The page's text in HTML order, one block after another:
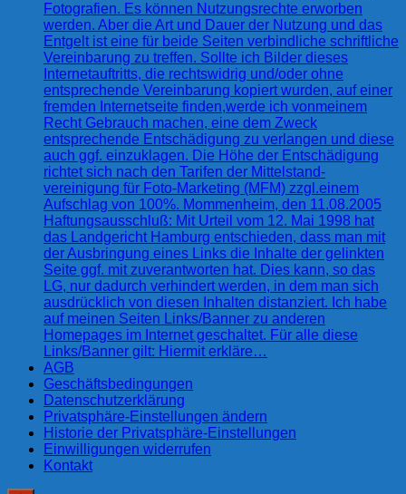
Fotografien. Es können Nutzungsrechte erworben
werden. Aber die Art und Dauer der Nutzung und das
Entgelt ist eine für beide Seiten verbindliche schriftliche
Vereinbarung zu treffen. Sollte ich Bilder dieses
Internetauftritts, die rechtswidrig und/oder ohne
entsprechende Vereinbarung kopiert wurden, auf einer
fremden Internetseite finden,werde ich vonmeinem
Recht Gebrauch machen, eine dem Zweck
entsprechende Entschädigung zu verlangen und diese
auch ggf. einzuklagen. Die Höhe der Entschädigung
richtet sich nach den Tarifen der Mittelstand-
vereinigung für Foto-Marketing (MFM) zzgl.einem
Aufschlag von 100%. Mommenheim, den 11.08.2005
Haftungsausschluß: Mit Urteil vom 12. Mai 1998 hat
das Landgericht Hamburg entschieden, dass man mit
der Ausbringung eines Links die Inhalte der gelinkten
Seite ggf. mit zuverantworten hat. Dies kann, so das
LG, nur dadurch verhindert werden, in dem man sich
ausdrücklich von diesen Inhalten distanziert. Ich habe
auf meinen Seiten Links/Banner zu anderen
Homepages im Internet geschaltet. Für alle diese
Links/Banner gilt: Hiermit erkläre…
AGB
Geschäftsbedingungen
Datenschutzerklärung
Privatsphäre-Einstellungen ändern
Historie der Privatsphäre-Einstellungen
Einwilligungen widerrufen
Kontakt